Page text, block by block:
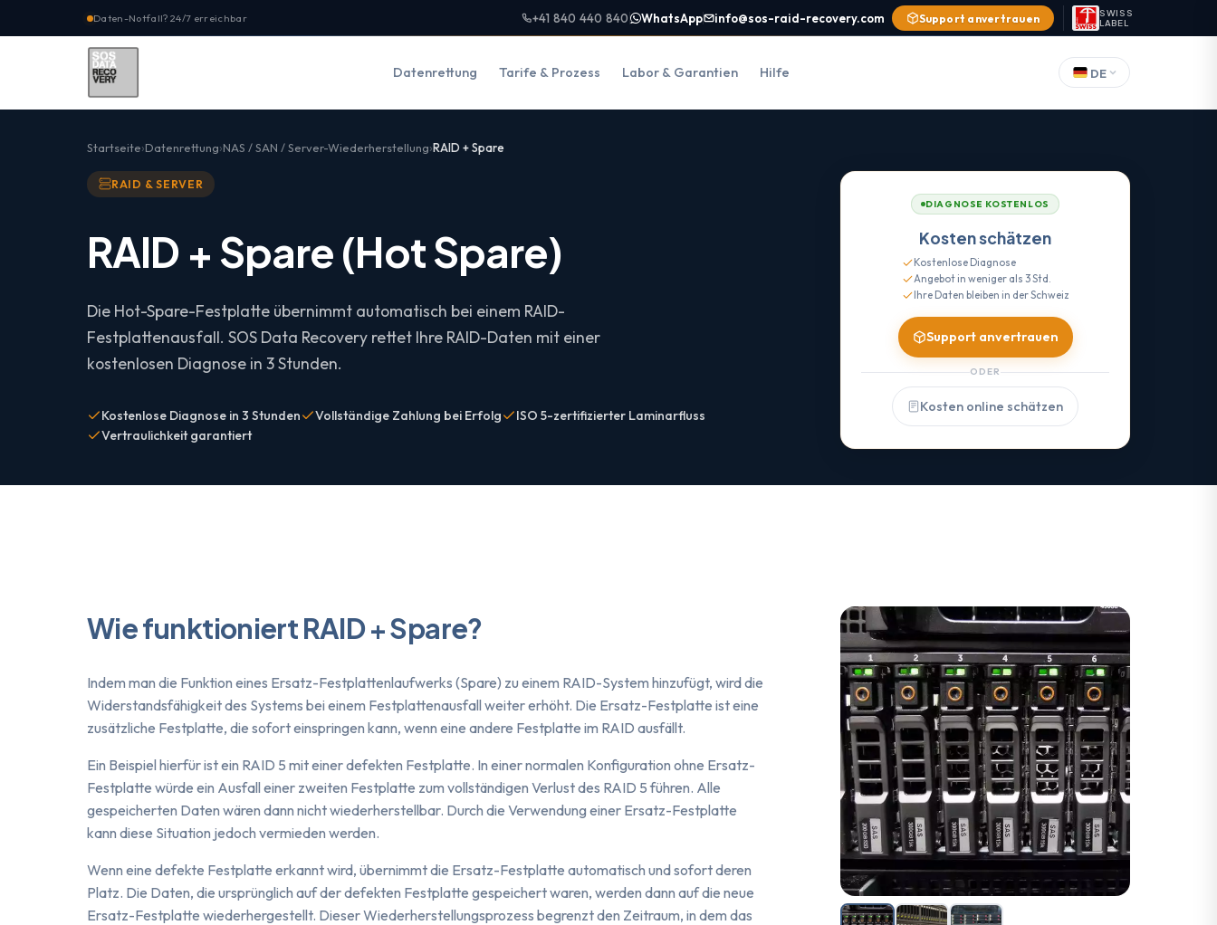
Daten-Notfall? 24/7 erreichbar +41 840 440 840 WhatsApp info@sos-raid-recovery.com Support anvertrauen
SWISS
LABEL
Datenrettung Tarife & Prozess Labor & Garantien Hilfe DE
Startseite Datenrettung NAS / SAN / Server-Wiederherstellung RAID + Spare
RAID & SERVER
RAID + Spare (Hot Spare)
Die Hot-Spare-Festplatte übernimmt automatisch bei einem RAID-
Festplattenausfall. SOS Data Recovery rettet Ihre RAID-Daten mit einer
kostenlosen Diagnose in 3 Stunden.
Kostenlose Diagnose in 3 Stunden Vollständige Zahlung bei Erfolg
ISO 5-zertifizierter Laminarfluss
Vertraulichkeit garantiert
DIAGNOSE KOSTENLOS
Kosten schätzen
Kostenlose Diagnose
Angebot in weniger als 3 Std.
Ihre Daten bleiben in der Schweiz
Support anvertrauen
ODER
Kosten online schätzen
Wie funktioniert RAID + Spare?
Indem man die Funktion eines Ersatz-Festplattenlaufwerks (Spare) zu einem RAID-System hinzufügt, wird die
Widerstandsfähigkeit des Systems bei einem Festplattenausfall weiter erhöht. Die Ersatz-Festplatte ist eine
zusätzliche Festplatte, die sofort einspringen kann, wenn eine andere Festplatte im RAID ausfällt.
Ein Beispiel hierfür ist ein RAID 5 mit einer defekten Festplatte. In einer normalen Konfiguration ohne Ersatz-
Festplatte würde ein Ausfall einer zweiten Festplatte zum vollständigen Verlust des RAID 5 führen. Alle
gespeicherten Daten wären dann nicht wiederherstellbar. Durch die Verwendung einer Ersatz-Festplatte
kann diese Situation jedoch vermieden werden.
Wenn eine defekte Festplatte erkannt wird, übernimmt die Ersatz-Festplatte automatisch und sofort deren
Platz. Die Daten, die ursprünglich auf der defekten Festplatte gespeichert waren, werden dann auf die neue
Ersatz-Festplatte wiederhergestellt. Dieser Wiederherstellungsprozess begrenzt den Zeitraum, in dem das